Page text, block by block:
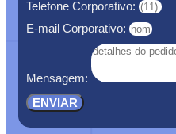
Telefone Corporativo:
E-mail Corporativo:
Mensagem:
ENVIAR